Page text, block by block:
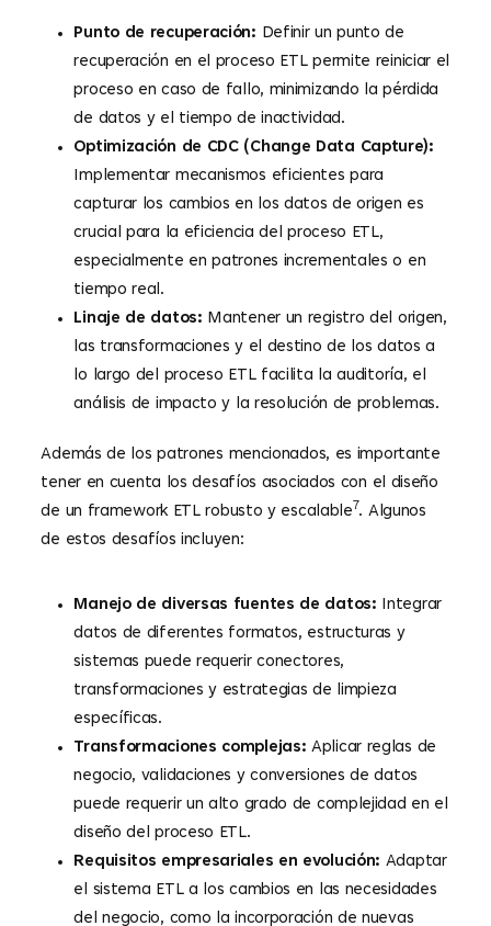
Punto de recuperación: Definir un punto de
recuperación en el proceso ETL permite reiniciar el
proceso en caso de fallo, minimizando la pérdida
de datos y el tiempo de inactividad.
Optimización de CDC (Change Data Capture):
Implementar mecanismos eficientes para
capturar los cambios en los datos de origen es
crucial para la eficiencia del proceso ETL,
especialmente en patrones incrementales o en
tiempo real.
Linaje de datos: Mantener un registro del origen,
las transformaciones y el destino de los datos a
lo largo del proceso ETL facilita la auditoría, el
análisis de impacto y la resolución de problemas.
Además de los patrones mencionados, es importante
tener en cuenta los desafíos asociados con el diseño
de un framework ETL robusto y escalable 7. Algunos
de estos desafíos incluyen:
Manejo de diversas fuentes de datos: Integrar
datos de diferentes formatos, estructuras y
sistemas puede requerir conectores,
transformaciones y estrategias de limpieza
específicas.
Transformaciones complejas: Aplicar reglas de
negocio, validaciones y conversiones de datos
puede requerir un alto grado de complejidad en el
diseño del proceso ETL.
Requisitos empresariales en evolución: Adaptar
el sistema ETL a los cambios en las necesidades
del negocio, como la incorporación de nuevas